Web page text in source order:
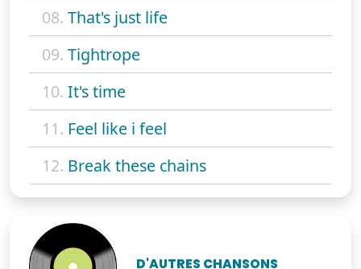
08. That's just life
09. Tightrope
10. It's time
11. Feel like i feel
12. Break these chains
D'AUTRES CHANSONS